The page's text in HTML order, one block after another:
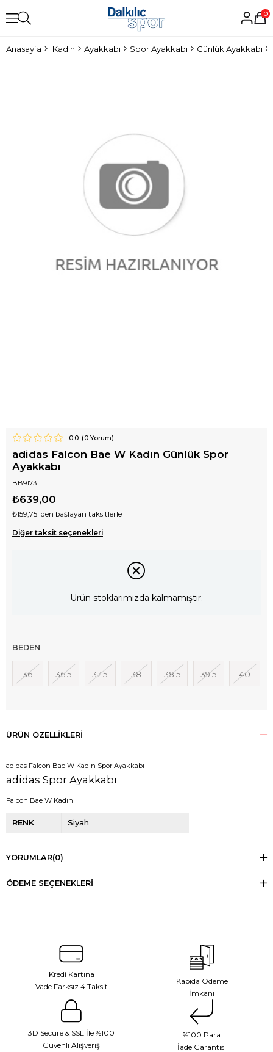
0
Anasayfa Kadın Ayakkabı Spor Ayakkabı Günlük Ayakkabı
0.0 (0Yorum)
adidas Falcon Bae W Kadın Günlük Spor
Ayakkabı
BB9173
₺639,00
₺159,75 'den başlayan taksitlerle
Diğer taksit seçenekleri
Ürün stoklarımızda kalmamıştır.
BEDEN
36 36.5 37.5 38 38.5 39.5 40
ÜRÜN ÖZELLIKLERI
adidas Falcon Bae W Kadın Spor Ayakkabı
adidas Spor Ayakkabı
Falcon Bae W Kadın
RENK Siyah
YORUMLAR(0)
ÖDEME SEÇENEKLERI
Kredi Kartına
Vade Farksız 4 Taksit
Kapıda Ödeme
İmkanı
3D Secure & SSL İle %100
Güvenli Alışveriş
%100 Para
İade Garantisi